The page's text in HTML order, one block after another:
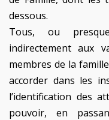
dessous.
Tous, ou
indirectement aux
membres de la
accorder dans les
l’identification des
pouvoir, en